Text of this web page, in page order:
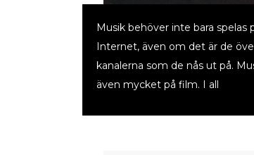
Musik behöver inte bara spelas
Internet, även om det är de
kanalerna som de nås ut på.
även mycket på film. I all